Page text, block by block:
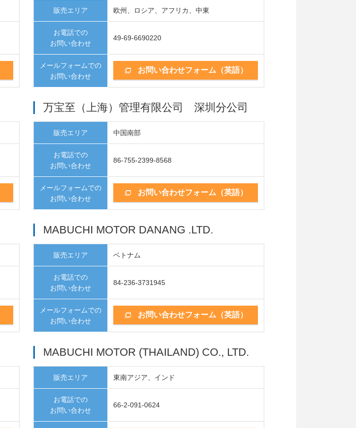
販売エリア 欧州、ロシア、アフリカ、中東
お電話での
お問い合わせ
49-69-6690220
メールフォームでの
お問い合わせ
お問い合わせフォーム（英語）
万宝至（上海）管理有限公司 深圳分公司
販売エリア 中国南部
お電話での
お問い合わせ
86-755-2399-8568
メールフォームでの
お問い合わせ
お問い合わせフォーム（英語）
MABUCHI MOTOR DANANG .LTD.
販売エリア ベトナム
お電話での
お問い合わせ
84-236-3731945
メールフォームでの
お問い合わせ
お問い合わせフォーム（英語）
MABUCHI MOTOR (THAILAND) CO., LTD.
販売エリア 東南アジア、インド
お電話での
お問い合わせ
66-2-091-0624